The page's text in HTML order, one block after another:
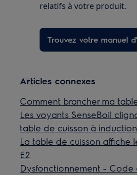
relatifs à votre produit.
Trouvez votre manuel
Articles connexes
Comment brancher ma
Les voyants SenseBoil
table de cuisson à induction
La table de cuisson affiche
E2
Dysfonctionnement - Code